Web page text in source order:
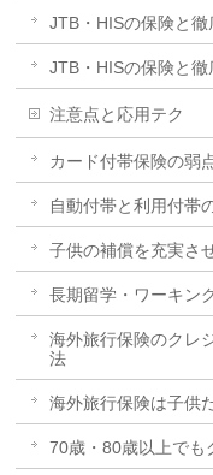
JTB・HISの保険と徹
JTB・HISの保険と徹
注意点と応用テク
カード付帯保険の弱
自動付帯と利用付帯
子供の補償を充実さ
長期留学・ワーキン
海外旅行保険のクレ
法
海外旅行保険は子供
70歳・80歳以上でも